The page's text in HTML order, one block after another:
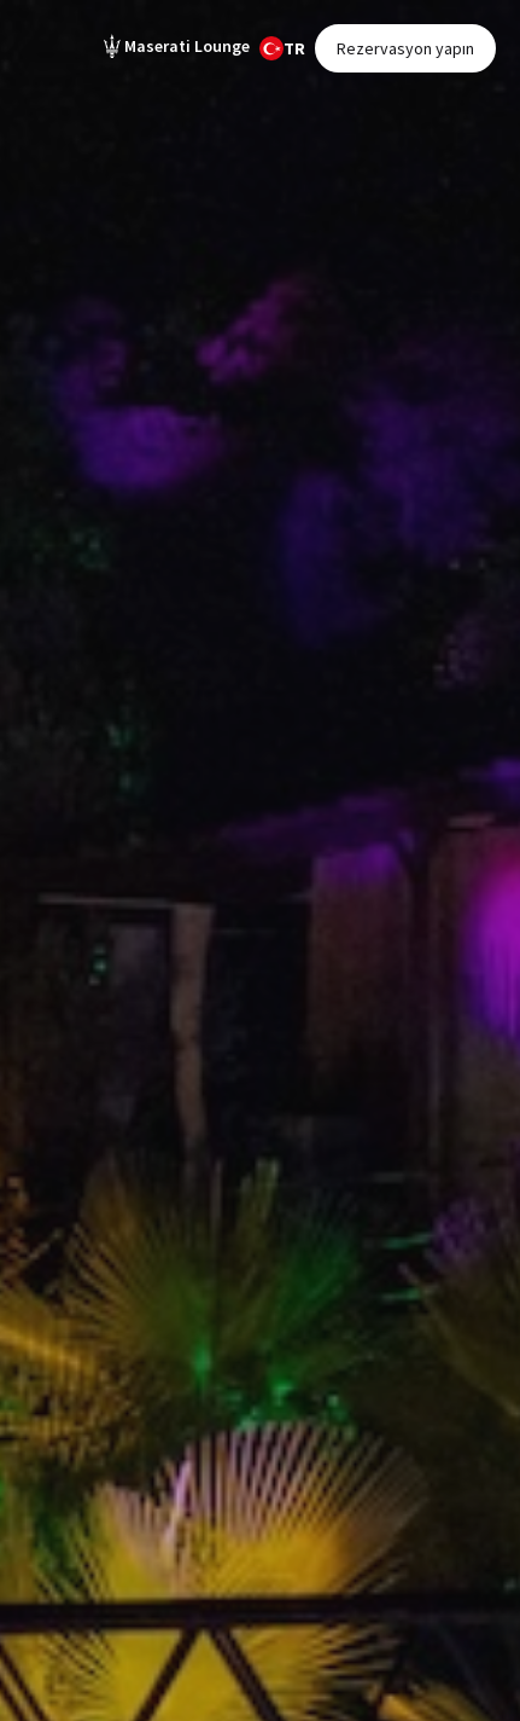
Maserati Lounge TR Rezervasyon yapın